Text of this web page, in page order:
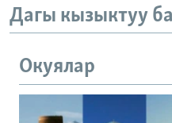
Дагы кызыктуу
Окуялар